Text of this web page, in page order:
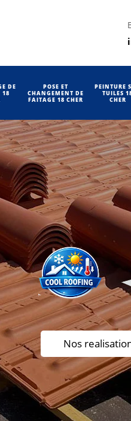
DE
18
POSE ET
CHANGEMENT DE
FAITAGE 18 CHER
PEINTURE
TUILES
CHER
Nos